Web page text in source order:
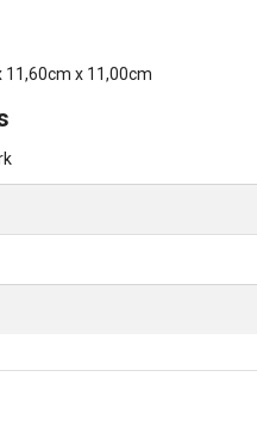
x 11,00cm